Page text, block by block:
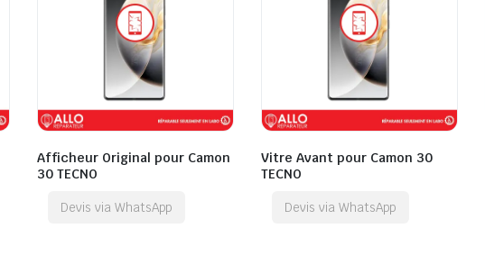
Afficheur Original pour Camon
30 TECNO
Devis via WhatsApp
Vitre Avant pour Camon 30
TECNO
Devis via WhatsApp